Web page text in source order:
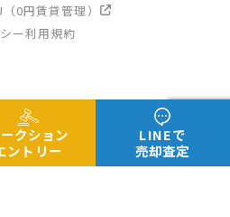
クション
ントリー
LINEで
売却査定
ー利用規約
0円賃貸管理）